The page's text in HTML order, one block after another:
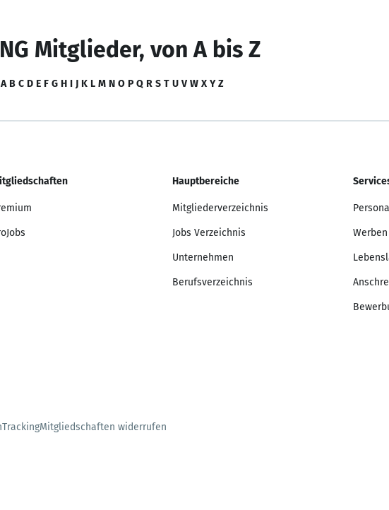
Mitglieder, von A bis Z
A B C D E F G H I J K L M N O P Q R S T U V W X Y Z
Hauptbereiche
Mitgliederverzeichnis
Jobs Verzeichnis
Unternehmen
Berufsverzeichnis
TrackingMitgliedschaften widerrufen